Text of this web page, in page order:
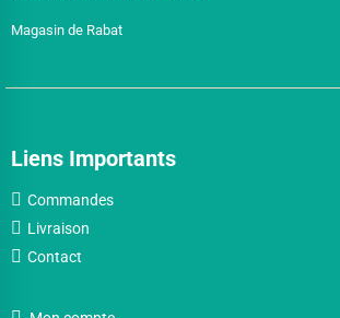
Magasin de Rabat
Liens Importants
Commandes
Livraison
Contact